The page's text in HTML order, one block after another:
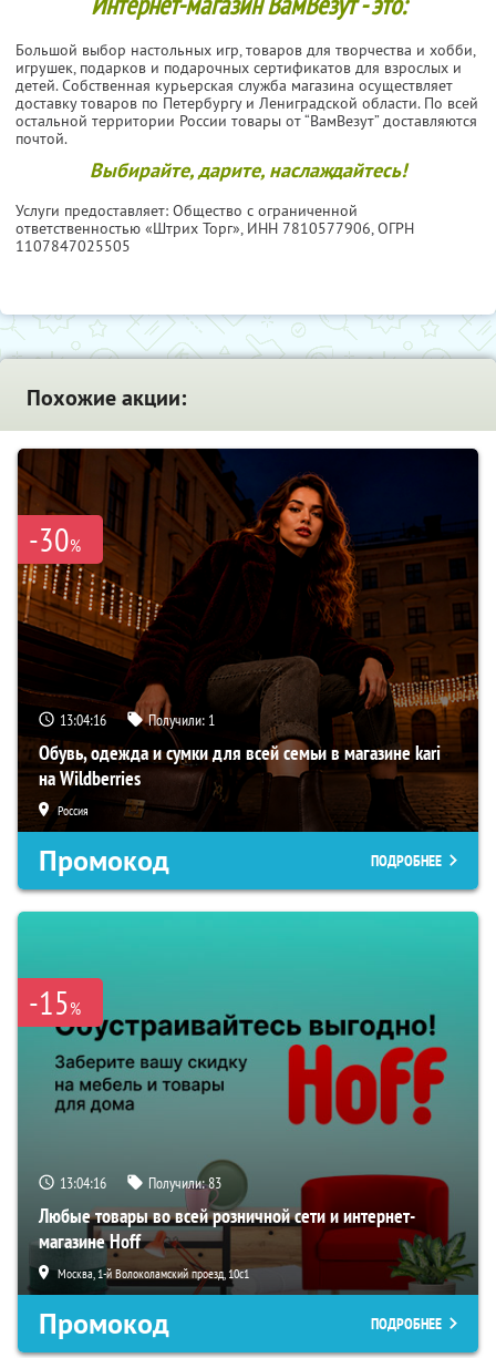
Большой выбор настольных игр, товаров для творчества и хобби,
игрушек, подарков и подарочных сертификатов для взрослых и
детей. Собственная курьерская служба магазина осуществляет
доставку товаров по Петербургу и Лениградской области. По всей
остальной территории России товары от “ВамВезут” доставляются
почтой.
Выбирайте, дарите, наслаждайтесь!
Услуги предоставляет: Общество с ограниченной
ответственностью «Штрих Торг», ИНН 7810577906, ОГРН
1107847025505
Похожие акции:
-30%
13:04:15 Получили: 1
Обувь, одежда и сумки для всей семьи в магазине kari
на Wildberries
Россия
Промокод ПОДРОБНЕЕ
-15%
13:04:15 Получили:83
Любые товары во всей розничной сети и интернет-
магазине Hoff
Москва, 1-й Волоколамский проезд, 10с1
Промокод ПОДРОБНЕЕ